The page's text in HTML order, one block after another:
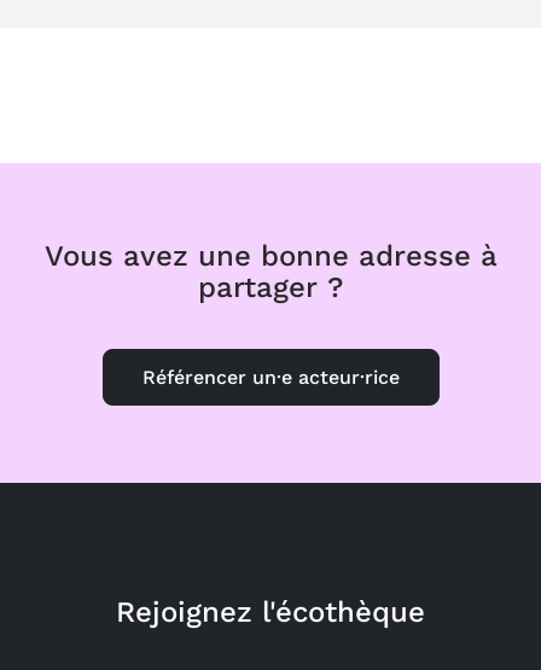
Vous avez une bonne adresse à
partager ?
Référencer un·e acteur·rice
Rejoignez l'écothèque